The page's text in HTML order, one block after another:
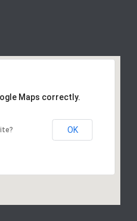
Maps correctly.
OK